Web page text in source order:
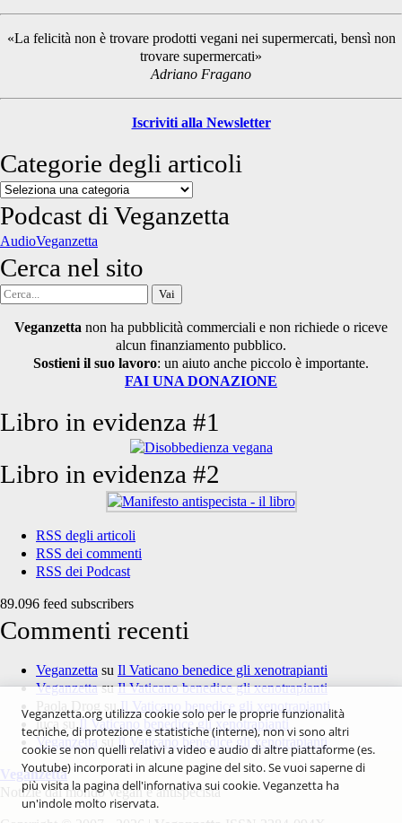
Sidebar
«La felicità non è trovare prodotti vegani nei supermercati, bensì non
trovare supermercati»
Adriano Fragano
Iscriviti alla Newsletter
Categorie degli articoli
Categorie
degli
articoli
Podcast di Veganzetta
AudioVeganzetta
Cerca nel sito
Cerca
Veganzetta non ha pubblicità commerciali e non richiede o riceve
alcun finanziamento pubblico.
Sostieni il suo lavoro: un aiuto anche piccolo è importante.
FAI UNA DONAZIONE
Libro in evidenza #1
Libro in evidenza #2
RSS degli articoli
RSS dei commenti
RSS dei Podcast
89.096 feed subscribers
Commenti recenti
Veganzetta su Il Vaticano benedice gli xenotrapianti
VeganzettasuIl Vaticano benedice gli xenotrapianti
Paola Drog suIl Vaticano benedice gli xenotrapianti
luca suIl Vaticano benedice gli xenotrapianti
Veganzetta su Il Vaticano benedice gli xenotrapianti
Veganzetta
Notizie dal mondo vegan e antispecista
Veganzetta.org utilizza cookie solo per le proprie funzionalità
tecniche, di protezione e statistiche (interne), non vi sono altri
cookie se non quelli relativi a video e audio di altre piattaforme (es.
Youtube) incorporati in alcune pagine del sito. Se vuoi saperne di
più visita la pagina dell'infornativa sui cookie. Veganzetta ha
un'indole molto riservata.